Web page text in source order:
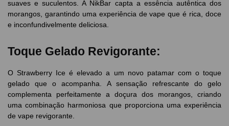
suaves e suculentos. A NikBar capta a essência autêntica dos
morangos, garantindo uma experiência de vape que é rica, doce
e inconfundivelmente deliciosa.
Toque Gelado Revigorante:
O Strawberry Ice é elevado a um novo patamar com o toque
gelado que o acompanha. A sensação refrescante do gelo
complementa perfeitamente a doçura dos morangos, criando
uma combinação harmoniosa que proporciona uma experiência
de vape revigorante.